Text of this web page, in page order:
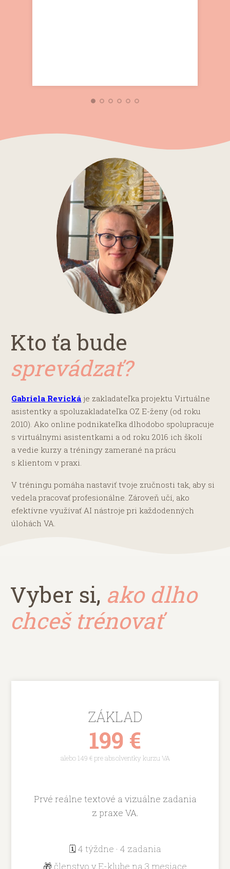
Kto ťa bude
sprevádzať?
Gabriela Revická je zakladateľka projektu Virtuálne
asistentky a spoluzakladateľka OZ E-ženy (od roku
2010). Ako online podnikateľka dlhodobo spolupracuje
s virtuálnymi asistentkami a od roku 2016 ich školí
a vedie kurzy a tréningy zamerané na prácu
s klientom v praxi.
V tréningu pomáha nastaviť tvoje zručnosti tak, aby si
vedela pracovať profesionálne. Zároveň učí, ako
efektívne využívať AI nástroje pri každodenných
úlohách VA.
Vyber si, ako dlho
chceš trénovať
ZÁKLAD
199 €
alebo 149 € pre absolventky kurzu VA
Prvé reálne textové a vizuálne zadania
z praxe VA.
🗓️ 4 týždne · 4 zadania
🎁 členstvo v E-klube na 3 mesiace